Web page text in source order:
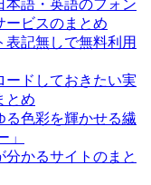
本語・英語のフォン
ービスのまとめ
記無しで無料利用
ードしておきたい実
とめ
る色彩を輝かせる繊
」
かるサイトのまと